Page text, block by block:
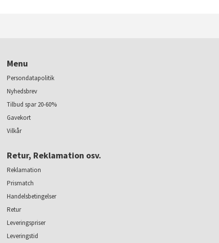
Menu
Persondatapolitik
Nyhedsbrev
Tilbud spar 20-60%
Gavekort
Vilkår
Retur, Reklamation osv.
Reklamation
Prismatch
Handelsbetingelser
Retur
Leveringspriser
Leveringstid